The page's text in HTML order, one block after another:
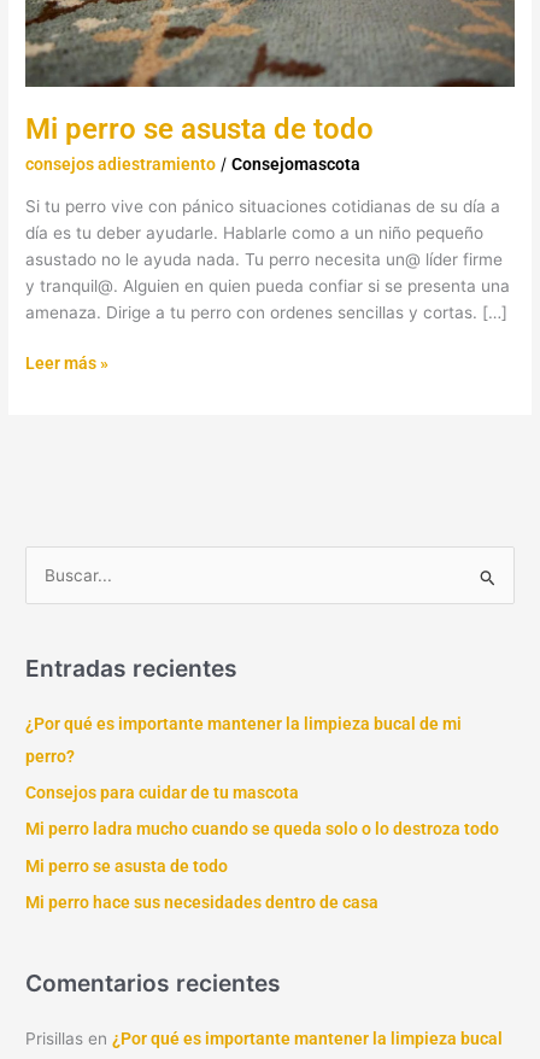
Mi perro se asusta de todo
consejos adiestramiento /Consejomascota
Si tu perro vive con pánico situaciones cotidianas de su día a
día es tu deber ayudarle. Hablarle como a un niño pequeño
asustado no le ayuda nada. Tu perro necesita un@ líder firme
y tranquil@. Alguien en quien pueda confiar si se presenta una
amenaza. Dirige a tu perro con ordenes sencillas y cortas. […]
Leer más »
c
r
:
Entradas recientes
¿Por qué es importante mantener la limpieza bucal de mi
perro?
Consejos para cuidar de tu mascota
Mi perro ladra mucho cuando se queda solo o lo destroza todo
Mi perro se asusta de todo
Mi perro hace sus necesidades dentro de casa
Comentarios recientes
Prisillas en¿Por qué es importante mantener la limpieza bucal